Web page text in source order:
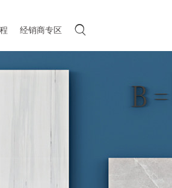
经销商专区 